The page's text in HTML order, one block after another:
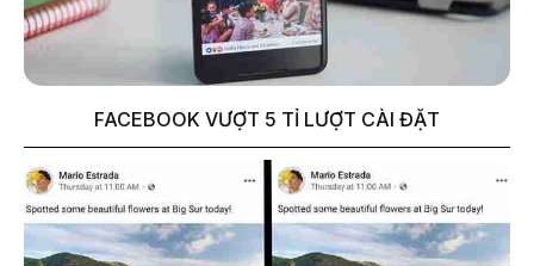
FACEBOOK VƯỢT 5 TỈ LƯỢT CÀI ĐẶT